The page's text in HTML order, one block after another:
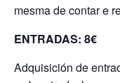
mesma de contar e
ENTRADAS: 8€
Adquisición de